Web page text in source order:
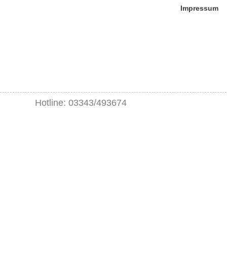
Impressum
Hotline: 03343/493674